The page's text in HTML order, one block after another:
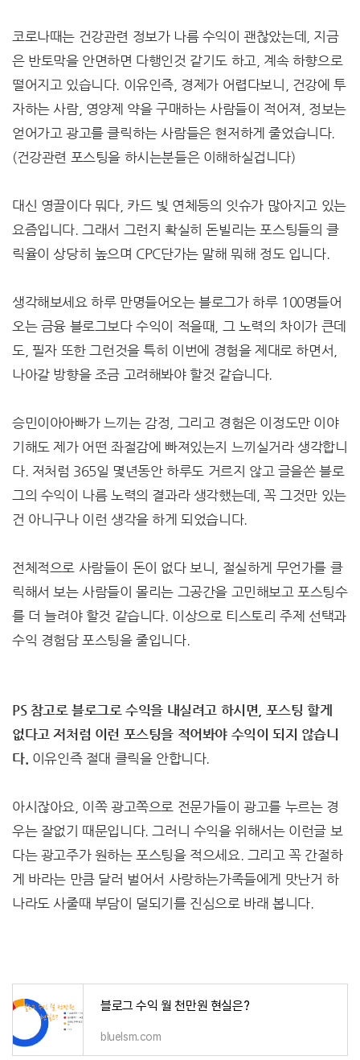
코로나때는 건강관련 정보가 나름 수익이 괜찮았는데, 지금
은 반토막을 안면하면 다행인것 같기도 하고, 계속 하향으로
떨어지고 있습니다. 이유인즉, 경제가 어렵다보니, 건강에 투
자하는 사람, 영양제 약을 구매하는 사람들이 적어져, 정보는
얻어가고 광고를 클릭하는 사람들은 현저하게 줄었습니다.
(건강관련 포스팅을 하시는분들은 이해하실겁니다)
대신 영끌이다 뭐다, 카드 빛 연체등의 잇슈가 많아지고 있는
요즘입니다. 그래서 그런지 확실히 돈빌리는 포스팅들의 클
릭율이 상당히 높으며 CPC단가는 말해 뭐해 정도 입니다.
생각해보세요 하루 만명들어오는 블로그가 하루 100명들어
오는 금융 블로그보다 수익이 적을때, 그 노력의 차이가 큰데
도, 필자 또한 그런것을 특히 이번에 경험을 제대로 하면서,
나아갈 방향을 조금 고려해봐야 할것 같습니다.
승민이아아빠가 느끼는 감정, 그리고 경험은 이정도만 이야
기해도 제가 어떤 좌절감에 빠져있는지 느끼실거라 생각합니
다. 저처럼 365일 몇년동안 하루도 거르지 않고 글을쓴 블로
그의 수익이 나름 노력의 결과라 생각했는데, 꼭 그것만 있는
건 아니구나 이런 생각을 하게 되었습니다.
전체적으로 사람들이 돈이 없다 보니, 절실하게 무언가를 클
릭해서 보는 사람들이 몰리는 그공간을 고민해보고 포스팅수
를 더 늘려야 할것 같습니다. 이상으로 티스토리 주제 선택과
수익 경험담 포스팅을 줄입니다.
PS 참고로 블로그로 수익을 내실려고 하시면, 포스팅 할게
없다고 저처럼 이런 포스팅을 적어봐야 수익이 되지 않습니
다. 이유인즉 절대 클릭을 안합니다.
아시잖아요, 이쪽 광고쪽으로 전문가들이 광고를 누르는 경
우는 잘없기 때문입니다. 그러니 수익을 위해서는 이런글 보
다는 광고주가 원하는 포스팅을 적으세요. 그리고 꼭 간절하
게 바라는 만큼 달러 벌어서 사랑하는가족들에게 맛난거 하
나라도 사줄때 부담이 덜되기를 진심으로 바래 봅니다.
블로그 수익 월 천만원 현실은?
bluelsm.com